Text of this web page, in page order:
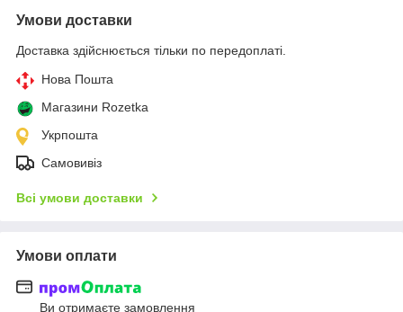
Умови доставки
Доставка здійснюється тільки по передоплаті.
Нова Пошта
Магазини Rozetka
Укрпошта
Самовивіз
Всі умови доставки
Умови оплати
Ви отримаєте замовлення